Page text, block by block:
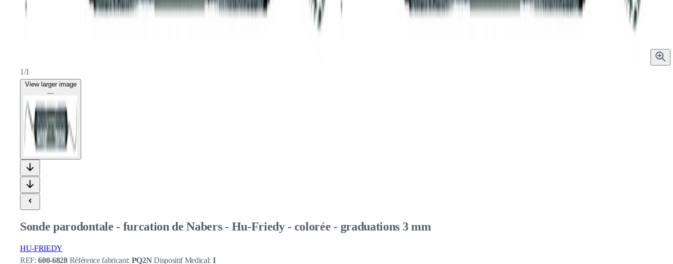
1/1
View larger image
Sonde parodontale - furcation de Nabers - Hu-Friedy - colorée - graduations 3 mm
HU-FRIEDY
REF:600-6828 Référence fabricant: PQ2NDispositif Medical: I